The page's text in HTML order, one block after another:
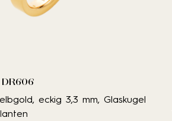
eckig 3,3 mm, Glaskugel